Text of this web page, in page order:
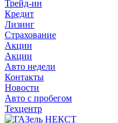
Трейд-ин
Кредит
Лизинг
Страхование
Акции
Акции
Авто недели
Контакты
Новости
Авто с пробегом
Техцентр